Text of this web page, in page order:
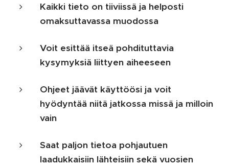
Kaikki tieto on tiiviissä ja helposti
omaksuttavassa muodossa
Voit esittää itseä pohdituttavia
kysymyksiä liittyen aiheeseen
Ohjeet jäävät käyttöösi ja voit
hyödyntää niitä jatkossa missä ja milloin
vain
Saat paljon tietoa pohjautuen
laadukkaisiin lähteisiin sekä vuosien